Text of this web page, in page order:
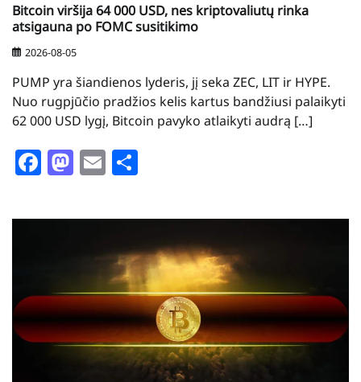
Bitcoin viršija 64 000 USD, nes kriptovaliutų rinka
atsigauna po FOMC susitikimo
2026-08-05
PUMP yra šiandienos lyderis, jį seka ZEC, LIT ir HYPE.
Nuo rugpjūčio pradžios kelis kartus bandžiusi palaikyti
62 000 USD lygį, Bitcoin pavyko atlaikyti audrą […]
Facebook
Mastodon
Email